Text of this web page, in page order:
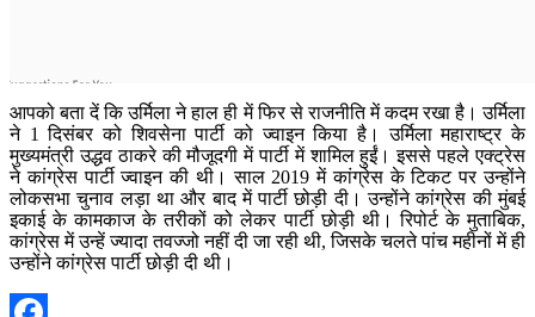
आपको बता दें कि उर्मिला ने हाल ही में फिर से राजनीति में कदम रखा है। उर्मिला
ने 1 दिसंबर को शिवसेना पार्टी को ज्वाइन किया है। उर्मिला महाराष्ट्र के
मुख्यमंत्री उद्धव ठाकरे की मौजूदगी में पार्टी में शामिल हुईं। इससे पहले एक्ट्रेस
ने कांग्रेस पार्टी ज्वाइन की थी। साल 2019 में कांग्रेस के टिकट पर उन्होंने
लोकसभा चुनाव लड़ा था और बाद में पार्टी छोड़ी दी। उन्होंने कांग्रेस की मुंबई
इकाई के कामकाज के तरीकों को लेकर पार्टी छोड़ी थी। रिपोर्ट के मुताबिक,
कांग्रेस में उन्हें ज्यादा तवज्जो नहीं दी जा रही थी, जिसके चलते पांच महीनों में ही
उन्होंने कांग्रेस पार्टी छोड़ी दी थी।